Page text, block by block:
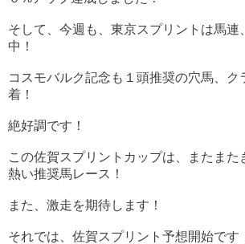
そして、今週も、東京スプリントは馬連
中！
コスモバルク記念も１頭推奨の穴馬、ク
着！
絶好調です！
この佐賀スプリントカップは、またまた
熱い推奨馬レース！
また、激走を期待します！
それでは、佐賀スプリント予想開始です